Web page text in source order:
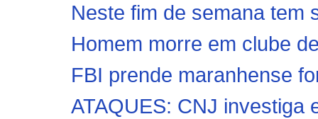
Neste fim de semana tem
Homem morre em clube
FBI prende maranhense
ATAQUES: CNJ investiga